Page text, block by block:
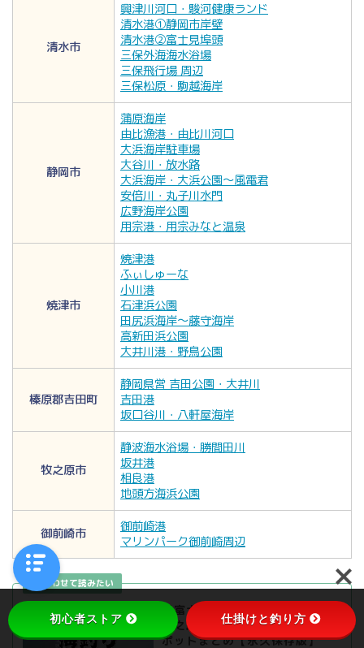
清水市
興津川河口・駿河健康ランド
清水港①静岡市岸壁
清水港②富士見埠頭
三保外海海水浴場
三保飛行場 周辺
三保松原・駒越海岸
静岡市
蒲原海岸
由比漁港・由比川河口
大浜海岸駐車場
大谷川・放水路
大浜海岸・大浜公園～風電君
安倍川・丸子川水門
広野海岸公園
用宗港・用宗みなと温泉
焼津市
焼津港
ふぃしゅーな
小川港
石津浜公園
田尻浜海岸～藤守海岸
高新田浜公園
大井川港・野鳥公園
榛原郡吉田町
静岡県営 吉田公園・大井川
吉田港
坂口谷川・八軒屋海岸
牧之原市
静波海水浴場・勝間田川
坂井港
相良港
地頭方海浜公園
御前崎市
御前崎港
マリンパーク御前崎周辺
『富士・御前崎・焼津・静岡・
牧之原市』おすすめ海釣り32ス
ポットまとめ【永久保存版】
初心者ストア 仕掛けと釣り方